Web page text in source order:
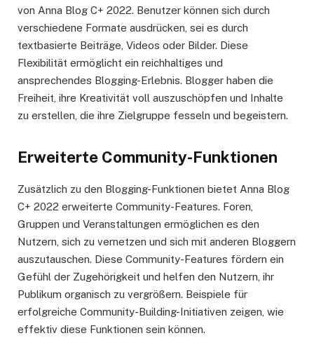
von Anna Blog C+ 2022. Benutzer können sich durch
verschiedene Formate ausdrücken, sei es durch
textbasierte Beiträge, Videos oder Bilder. Diese
Flexibilität ermöglicht ein reichhaltiges und
ansprechendes Blogging-Erlebnis. Blogger haben die
Freiheit, ihre Kreativität voll auszuschöpfen und Inhalte
zu erstellen, die ihre Zielgruppe fesseln und begeistern.
Erweiterte Community-Funktionen
Zusätzlich zu den Blogging-Funktionen bietet Anna Blog
C+ 2022 erweiterte Community-Features. Foren,
Gruppen und Veranstaltungen ermöglichen es den
Nutzern, sich zu vernetzen und sich mit anderen Bloggern
auszutauschen. Diese Community-Features fördern ein
Gefühl der Zugehörigkeit und helfen den Nutzern, ihr
Publikum organisch zu vergrößern. Beispiele für
erfolgreiche Community-Building-Initiativen zeigen, wie
effektiv diese Funktionen sein können.